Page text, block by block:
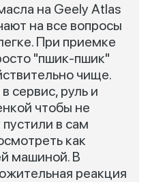
на Geely Atlas
на все вопросы
При приемке
"пшик-пшик"
чище.
сервис, руль и
чтобы не
пустили в сам
как
машиной. В
реакция